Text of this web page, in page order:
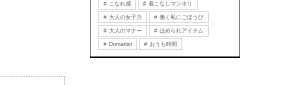
こなれ感 着こなしマンネリ
大人の女子力 働く私にごほうび
大人のマナー ほめられアイテム
Domanist おうち時間